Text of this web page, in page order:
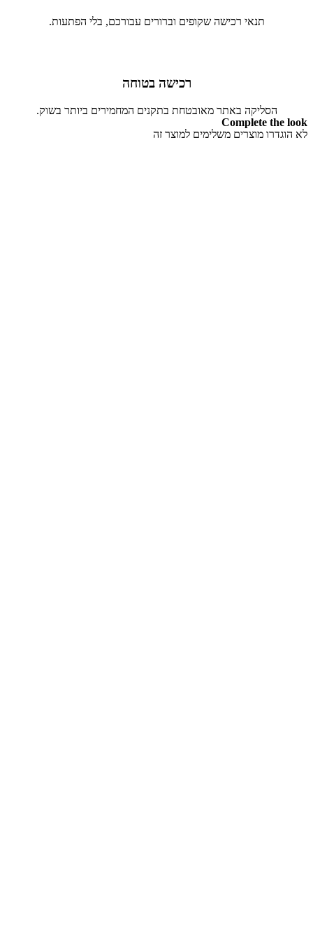
תנאי רכישה שקופים וברורים עבורכם, בלי הפתעות.
רכישה בטוחה
הסליקה באתר מאובטחת בתקנים המחמירים ביותר בשוק.
Complete the look
לא הוגדרו מוצרים משלימים למוצר זה